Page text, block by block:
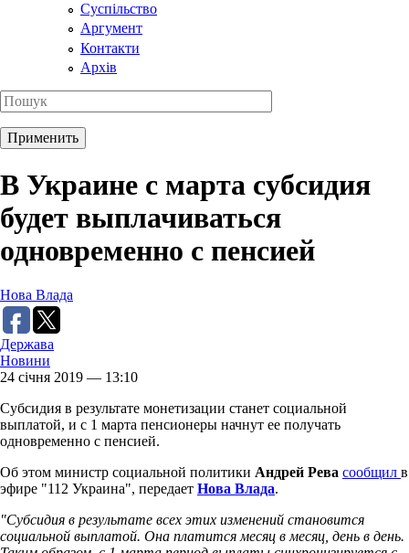
Суспільство
Аргумент
Контакти
Архів
В Украине с марта субсидия
будет выплачиваться
одновременно с пенсией
Нова Влада
Держава
Новини
24 січня 2019 — 13:10
Субсидия в результате монетизации станет социальной
выплатой, и с 1 марта пенсионеры начнут ее получать
одновременно с пенсией.
Об этом министр социальной политики Андрей Рева сообщил в
эфире "112 Украина", передает Нова Влада.
"Субсидия в результате всех этих изменений становится
социальной выплатой. Она платится месяц в месяц, день в день.